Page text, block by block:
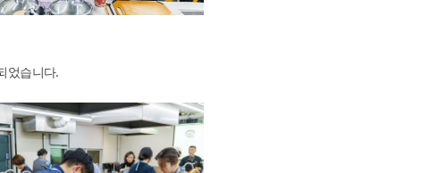
제 4회 (2016.12) 나가사키현 시마바라반도의 요리
제 3 회 (2016.11) 이바라키현의 요리 체험 및 관광 PR
제 2 회（2016.10） 시즈오카현의 요리 체험 및
관광 홍보
201610.15.sat 18 : 30 ~20:30
었습니다.